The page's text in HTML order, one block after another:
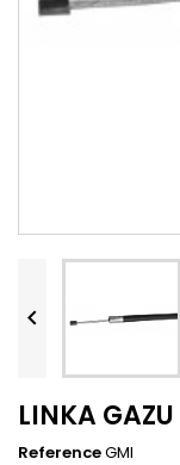


LINKA
ReferenceGMI